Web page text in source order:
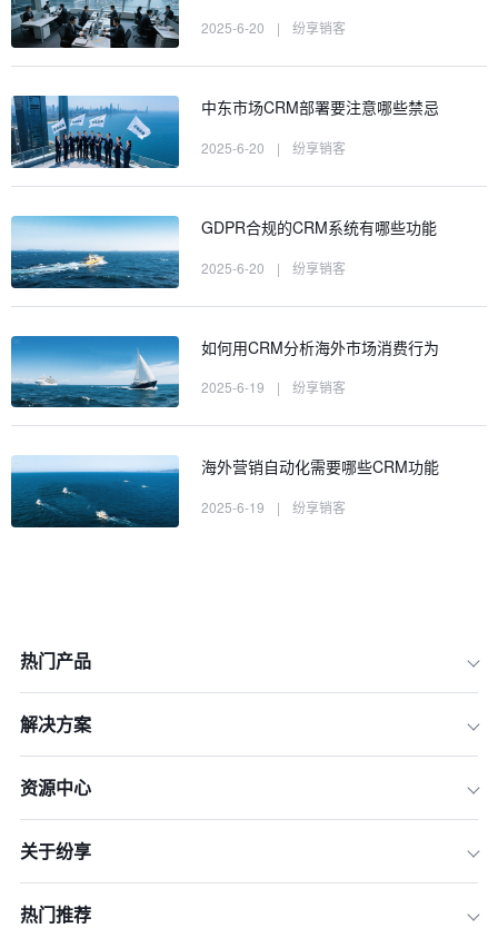
5.实施与反馈
2025-6-20 | 纷享销客
中东市场CRM部署要注意哪些禁忌
2025-6-20 | 纷享销客
GDPR合规的CRM系统有哪些功能
2025-6-20 | 纷享销客
如何用CRM分析海外市场消费行为
2025-6-19 | 纷享销客
海外营销自动化需要哪些CRM功能
2025-6-19 | 纷享销客
热门产品
解决方案
资源中心
关于纷享
热门推荐